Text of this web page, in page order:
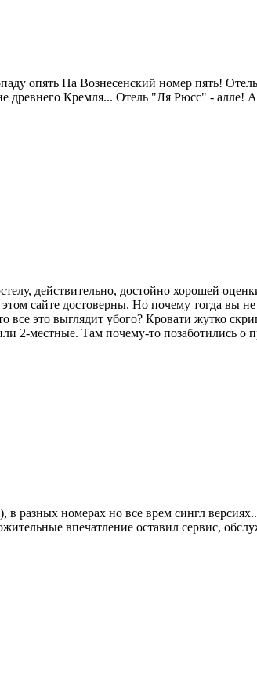
опять На Вознесенский номер пять!
древнего Кремля... Отель "Ля Рюсс" -
действительно, достойно хорошей
сайте достоверны. Но почему тогда вы
все это выглядит убого? Кровати жутко
2-местные. Там почему-то позаботились
разных номерах но все врем сингл
впечатление оставил сервис,